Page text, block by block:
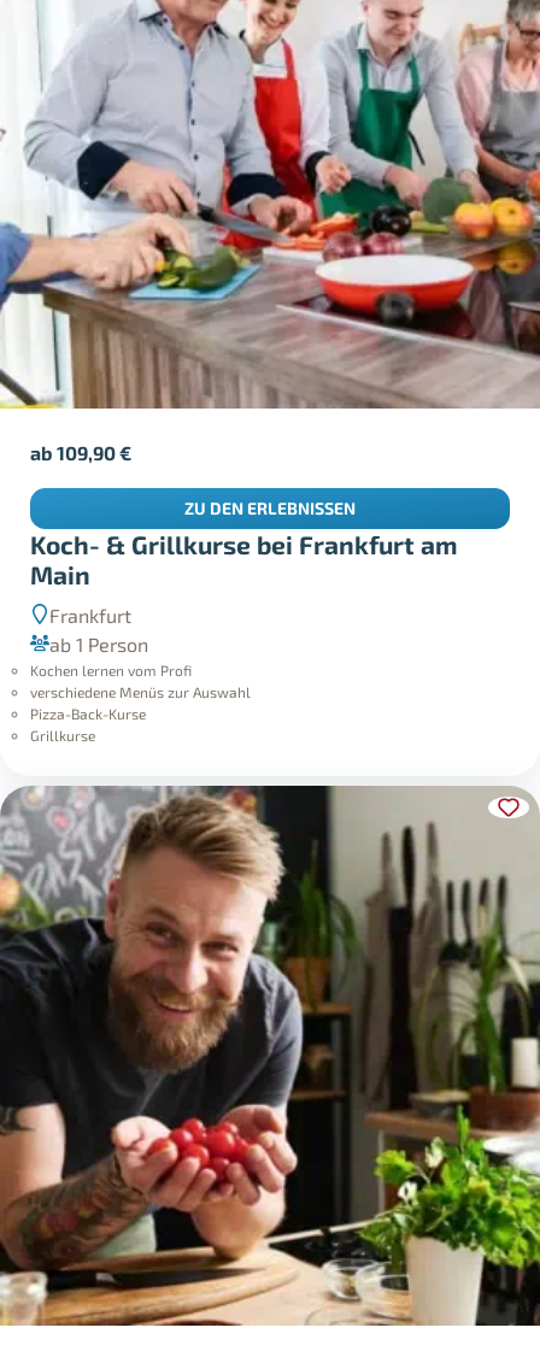
Koch- & Grillkurse bei Frankfurt am
Main
Frankfurt
ab 1 Person
Kochen lernen vom Profi
verschiedene Menüs zur Auswahl
Pizza-Back-Kurse
Grillkurse
ab109,90€
ZU DEN ERLEBNISSEN